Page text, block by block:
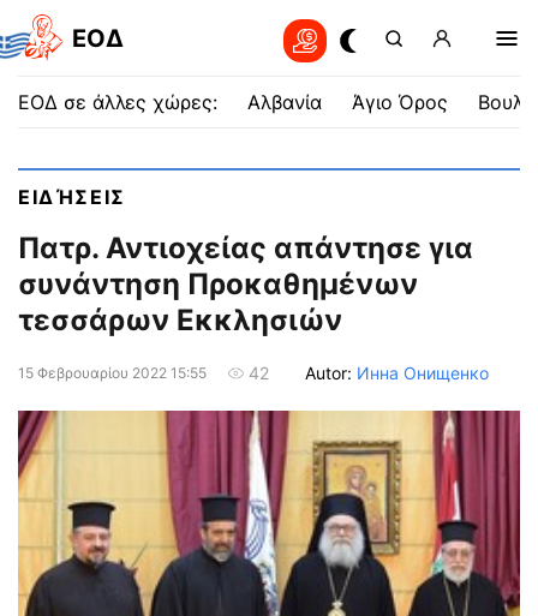
EOΔ
ΕΟΔ σε άλλες χώρες: Αλβανία Άγιο Όρος
ΕΙΔΉΣΕΙΣ
Πατρ. Αντιοχείας απάντησε για
συνάντηση Προκαθημένων
τεσσάρων Εκκλησιών
15 Φεβρουαρίου 2022 15:55 42 Autor: Инна Онищенко